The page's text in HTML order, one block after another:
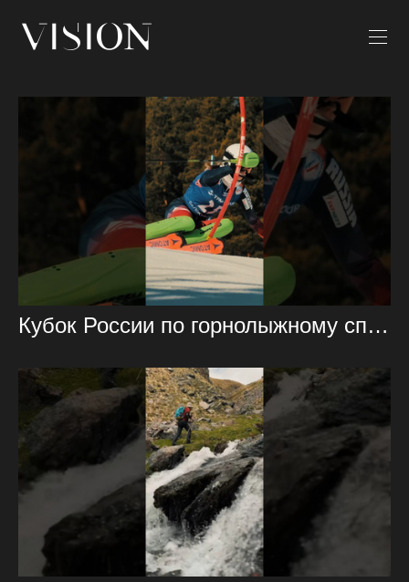
Кубок России по горнолыжному спорту